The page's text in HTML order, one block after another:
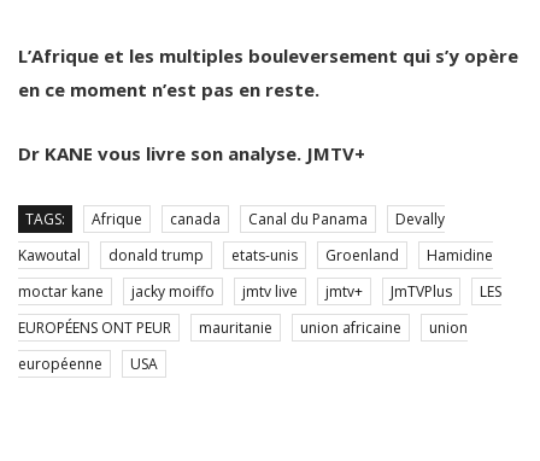
L’Afrique et les multiples bouleversement qui s’y opère
en ce moment n’est pas en reste.
Dr KANE vous livre son analyse. JMTV+
TAGS: Afrique canada Canal du Panama
Devally
Kawoutal
donald trump etats-unis Groenland
Hamidine
moctar kane
jacky moiffo jmtv live jmtv+ JmTVPlus
LES
EUROPÉENS ONT PEUR
mauritanie union africaine
union
européenne
USA